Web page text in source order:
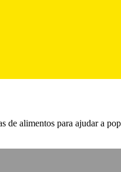
alimentos para ajudar a